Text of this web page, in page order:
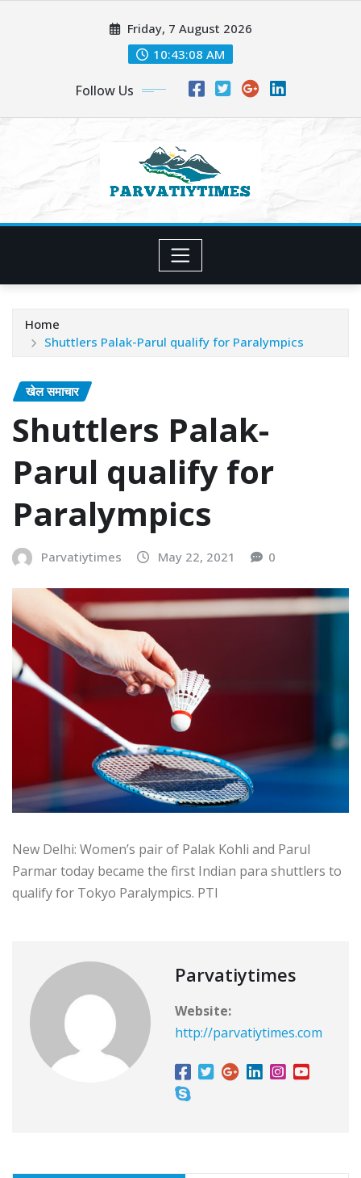
Friday, 7 August 2026
10:43:10 AM
Follow Us
Home
Shuttlers Palak-Parul qualify for Paralympics
खेल समाचार
Shuttlers Palak-
Parul qualify for
Paralympics
Parvatiytimes May 22, 2021 0
New Delhi: Women’s pair of Palak Kohli and Parul
Parmar today became the first Indian para shuttlers to
qualify for Tokyo Paralympics. PTI
Parvatiytimes
Website:
http://parvatiytimes.com